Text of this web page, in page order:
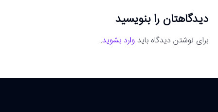
دیدگاهتان را بنویسید
برای نوشتن دیدگاه باید وارد بشوید.